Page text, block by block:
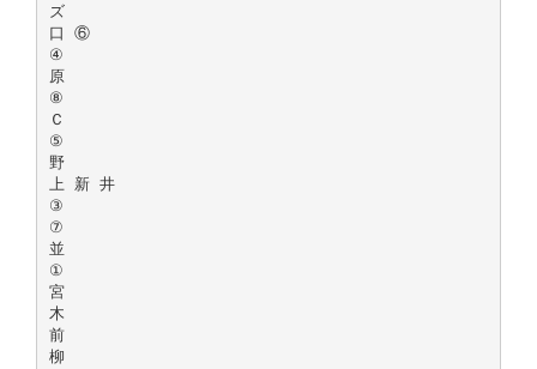
ズ
口 ⑥
④
原
⑧
Ｃ
⑤
野
上 新 井
③
⑦
並
①
宮
木
前
柳